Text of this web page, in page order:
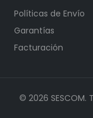
Políticas de Envío
Garantías
Facturación
© 2026